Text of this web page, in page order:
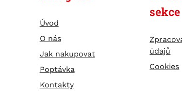
Úvod
O nás
Jak nakupovat
Poptávka
Kontakty
sekce
údajů
Cookies